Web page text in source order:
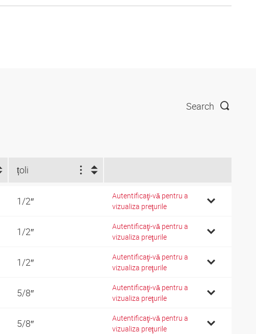
Search
țoli
1/2″
Autentificaţi-vă pentru a
vizualiza preţurile
1/2″
Autentificaţi-vă pentru a
vizualiza preţurile
1/2″
Autentificaţi-vă pentru a
vizualiza preţurile
5/8″
Autentificaţi-vă pentru a
vizualiza preţurile
5/8″
Autentificaţi-vă pentru a
vizualiza preţurile